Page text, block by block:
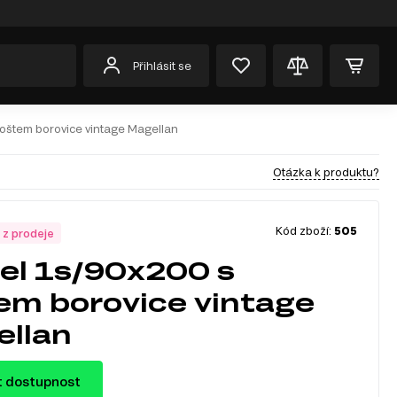
Přihlásit se
borovice vintage Magellan
Otázka k produktu?
prodeje Kód zboží: 505
1s/90x200 s
borovice vintage
dostupnost